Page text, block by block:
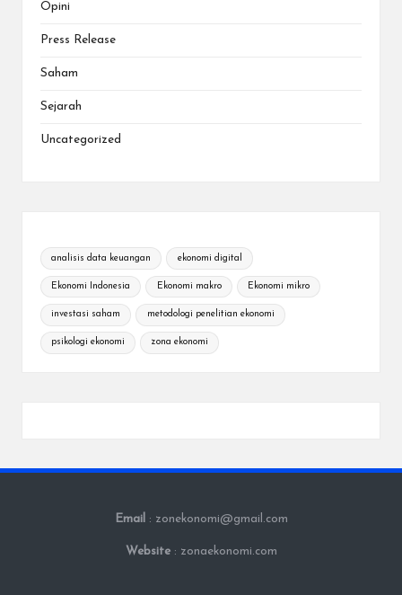
Opini
Press Release
Saham
Sejarah
Uncategorized
analisis data keuangan ekonomi digital
Ekonomi Indonesia Ekonomi makro Ekonomi mikro
investasi saham metodologi penelitian ekonomi
psikologi ekonomi zona ekonomi
Email : zonekonomi@gmail.com
Website : zonaekonomi.com